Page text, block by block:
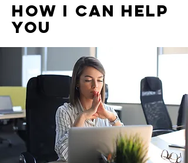
How I Can Help
You